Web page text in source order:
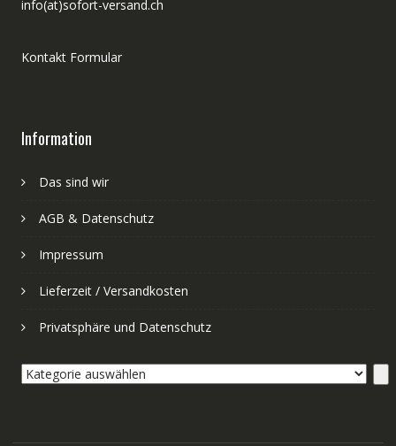
info(at)sofort-versand.ch
Kontakt Formular
Information
Das sind wir
AGB & Datenschutz
Impressum
Lieferzeit / Versandkosten
Privatsphäre und Datenschutz
Kategorie